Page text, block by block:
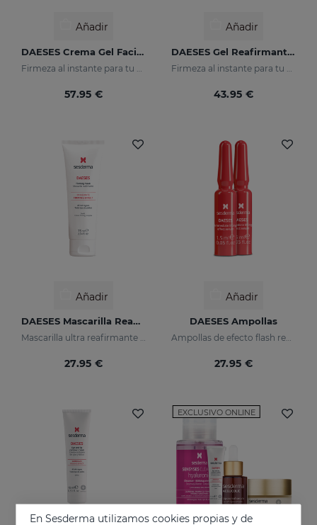
Añadir
DAESES Crema Gel Facial Reafirmante
57.95 €
Añadir
DAESES Gel Reafirmante De Cuello
43.95 €
Añadir
DAESES Mascarilla Reafirmante
Mascarilla ultra reafirmante semanal
27.95 €
Añadir
DAESES Ampollas
Ampollas de efecto flash reafirmante
27.95 €
EXCLUSIVO ONLINE
En Sesderma utilizamos cookies propias y de